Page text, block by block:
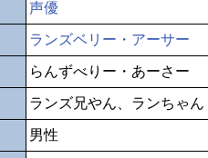
声優
ランズベリー・アーサー
らんずべりー・あーさー
ランズ兄やん、ランちゃん
男性